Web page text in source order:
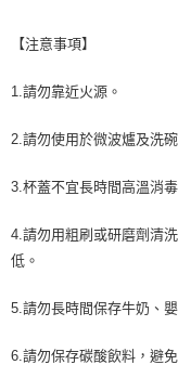
【注意事項】
1.請勿靠近火源。
2.請勿使用於微波爐及洗碗
3.杯蓋不宜長時間高溫消
4.請勿用粗刷或研磨劑清
低。
5.請勿長時間保存牛奶、
6.請勿保存碳酸飲料，避